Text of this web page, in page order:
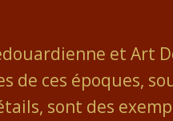
et Art
de ces époques,
sont des